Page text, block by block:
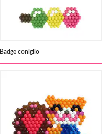
Badge coniglio